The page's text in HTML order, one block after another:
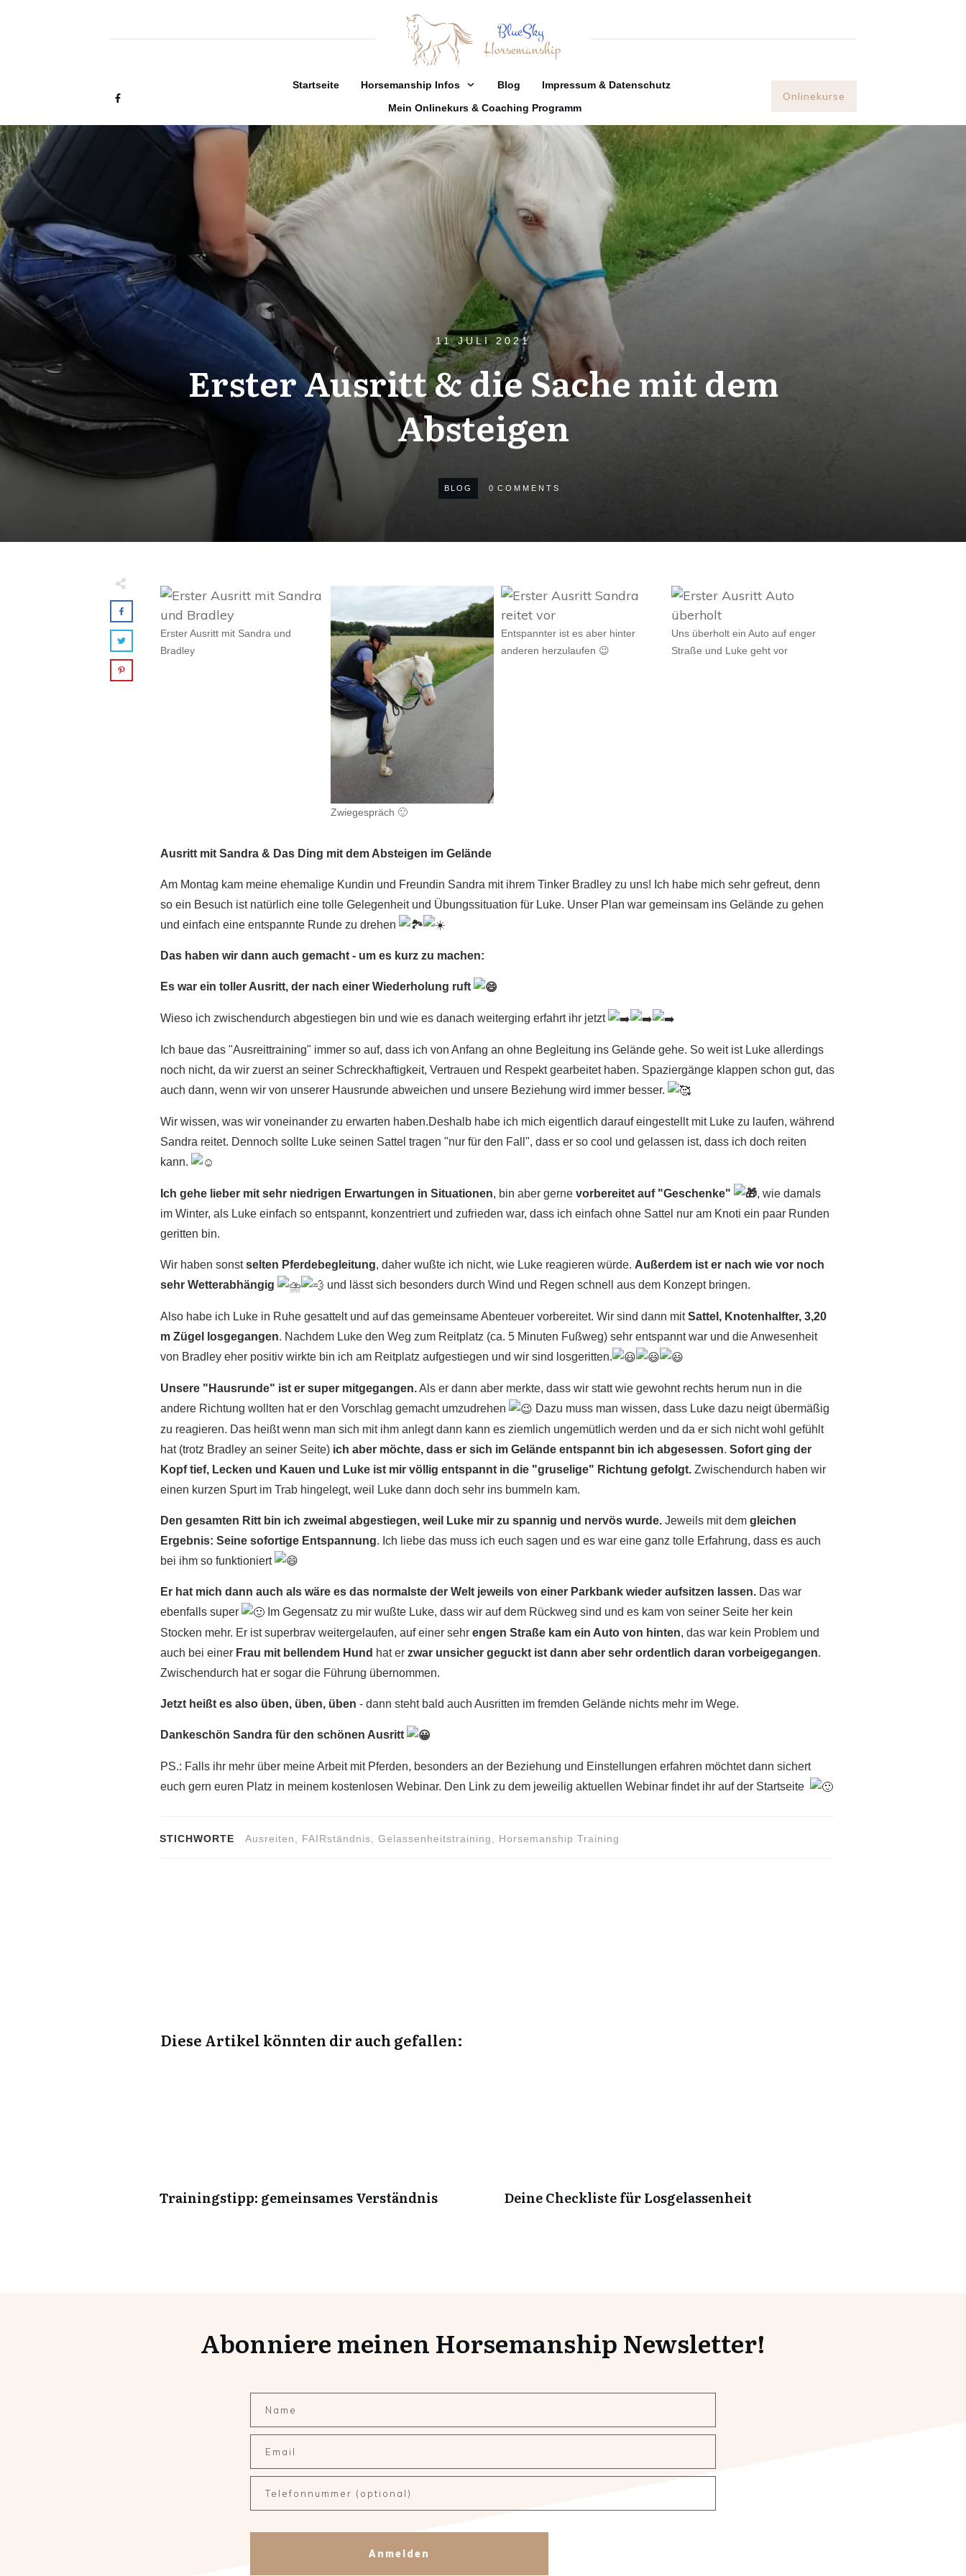
Startseite Horsemanship Infos Blog
Impressum & Datenschutz
Mein Onlinekurs & Coaching Programm
Onlinekurse
11 JULI 2021
Erster Ausritt & die Sache mit dem
Absteigen
BLOG 0 COMMENTS
Erster Ausritt mit Sandra und
Bradley
Zwiegespräch 🙂
Entspannter ist es aber hinter
anderen herzulaufen 😉
Uns überholt ein Auto auf enger
Straße und Luke geht vor
Ausritt mit Sandra & Das Ding mit dem Absteigen im Gelände
Am Montag kam meine ehemalige Kundin und Freundin Sandra mit ihrem Tinker Bradley zu uns! Ich habe mich sehr gefreut, denn
so ein Besuch ist natürlich eine tolle Gelegenheit und Übungssituation für Luke. Unser Plan war gemeinsam ins Gelände zu gehen
und einfach eine entspannte Runde zu drehen
Das haben wir dann auch gemacht - um es kurz zu machen:
Es war ein toller Ausritt, der nach einer Wiederholung ruft
Wieso ich zwischendurch abgestiegen bin und wie es danach weiterging erfahrt ihr jetzt
Ich baue das "Ausreittraining" immer so auf, dass ich von Anfang an ohne Begleitung ins Gelände gehe. So weit ist Luke allerdings
noch nicht, da wir zuerst an seiner Schreckhaftigkeit, Vertrauen und Respekt gearbeitet haben. Spaziergänge klappen schon gut, das
auch dann, wenn wir von unserer Hausrunde abweichen und unsere Beziehung wird immer besser.
Wir wissen, was wir voneinander zu erwarten haben.Deshalb habe ich mich eigentlich darauf eingestellt mit Luke zu laufen, während
Sandra reitet. Dennoch sollte Luke seinen Sattel tragen "nur für den Fall", dass er so cool und gelassen ist, dass ich doch reiten
kann.
Ich gehe lieber mit sehr niedrigen Erwartungen in Situationen, bin aber gerne vorbereitet auf "Geschenke"
, wie damals
im Winter, als Luke einfach so entspannt, konzentriert und zufrieden war, dass ich einfach ohne Sattel nur am Knoti ein paar Runden
geritten bin.
Wir haben sonstselten Pferdebegleitung, daher wußte ich nicht, wie Luke reagieren würde. Außerdem ist er nach wie vor noch
sehr Wetterabhängig
und lässt sich besonders durch Wind und Regen schnell aus dem Konzept bringen.
Also habe ich Luke in Ruhe gesattelt und auf das gemeinsame Abenteuer vorbereitet. Wir sind dann mitSattel, Knotenhalfter, 3,20
m Zügel losgegangen. Nachdem Luke den Weg zum Reitplatz (ca. 5 Minuten Fußweg) sehr entspannt war und die Anwesenheit
von Bradley eher positiv wirkte bin ich am Reitplatz aufgestiegen und wir sind losgeritten.
Unsere "Hausrunde" ist er super mitgegangen.Als er dann aber merkte, dass wir statt wie gewohnt rechts herum nun in die
andere Richtung wollten hat er den Vorschlag gemacht umzudrehen
Dazu muss man wissen, dass Luke dazu neigt übermäßig
zu reagieren. Das heißt wenn man sich mit ihm anlegt dann kann es ziemlich ungemütlich werden und da er sich nicht wohl gefühlt
hat (trotz Bradley an seiner Seite) ich aber möchte, dass er sich im Gelände entspannt bin ich abgesessen. Sofort ging der
Kopf tief, Lecken und Kauen und Luke ist mir völlig entspannt in die "gruselige" Richtung gefolgt. Zwischendurch haben wir
einen kurzen Spurt im Trab hingelegt, weil Luke dann doch sehr ins bummeln kam.
Den gesamten Ritt bin ich zweimal abgestiegen, weil Luke mir zu spannig und nervös wurde. Jeweils mit dem gleichen
Ergebnis: Seine sofortige Entspannung. Ich liebe das muss ich euch sagen und es war eine ganz tolle Erfahrung, dass es auch
bei ihm so funktioniert
Er hat mich dann auch als wäre es das normalste der Welt jeweils von einer Parkbank wieder aufsitzen lassen. Das war
ebenfalls super
Im Gegensatz zu mir wußte Luke, dass wir auf dem Rückweg sind und es kam von seiner Seite her kein
Stocken mehr. Er ist superbrav weitergelaufen, auf einer sehr engen Straße kam ein Auto von hinten, das war kein Problem und
auch bei einer Frau mit bellendem Hund hat er zwar unsicher geguckt ist dann aber sehr ordentlich daran vorbeigegangen.
Zwischendurch hat er sogar die Führung übernommen.
Jetzt heißt es also üben, üben, üben - dann steht bald auch Ausritten im fremden Gelände nichts mehr im Wege.
Dankeschön Sandra für den schönen Ausritt
PS.: Falls ihr mehr über meine Arbeit mit Pferden, besonders an der Beziehung und Einstellungen erfahren möchtet dann sichert
euch gern euren Platz in meinem kostenlosen Webinar. Den Link zu dem jeweilig aktuellen Webinar findet ihr auf der Startseite
STICHWORTE Ausreiten FAIRständnis Gelassenheitstraining Horsemanship Training
Diese Artikel könnten dir auch gefallen:
Trainingstipp: gemeinsames Verständnis Deine Checkliste für Losgelassenheit
Abonniere meinen Horsemanship Newsletter!
Anmelden